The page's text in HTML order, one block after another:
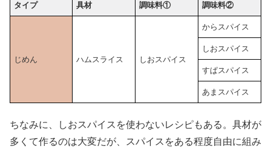
タイプ 具材 調味料① 調味料②
じめん ハムスライス しおスパイス
からスパイス
しおスパイス
すぱスパイス
あまスパイス
ちなみに、しおスパイスを使わないレシピもある。具材が
多くて作るのは大変だが、スパイスをある程度自由に組み